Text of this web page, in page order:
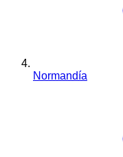
Normandía